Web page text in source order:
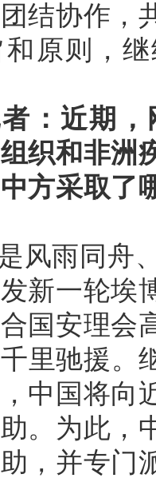
结协作，
原则，
：近期
织和非洲
方采取了
风雨同舟
新一轮埃
国安理会
里驰援。
中国将向
。为此，
，并专门